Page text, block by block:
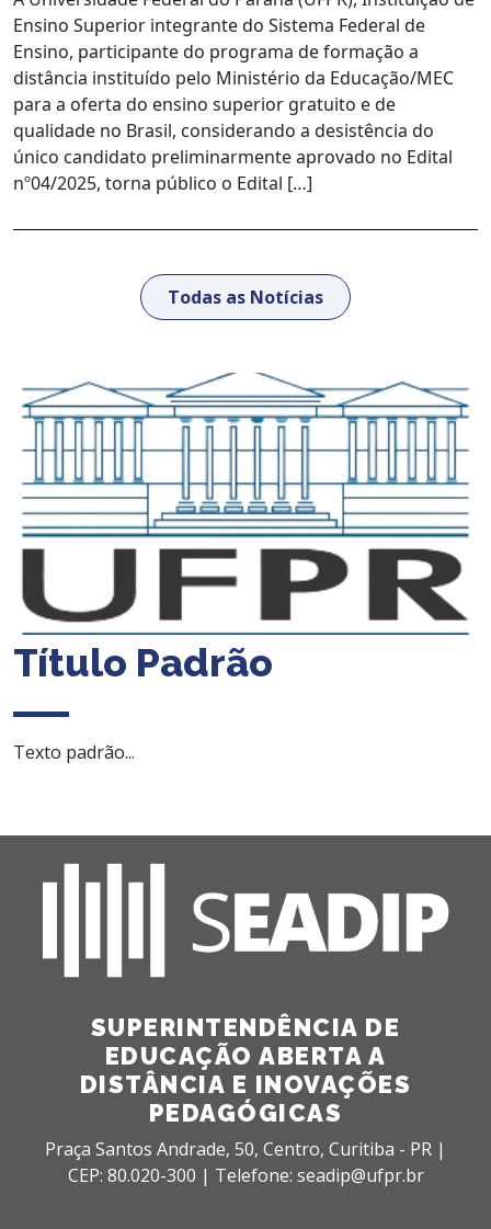
Ensino Superior integrante do Sistema Federal de
Ensino, participante do programa de formação a
distância instituído pelo Ministério da Educação/MEC
para a oferta do ensino superior gratuito e de
qualidade no Brasil, considerando a desistência do
único candidato preliminarmente aprovado no Edital
nº04/2025, torna público o Edital […]
Todas as Notícias
Título Padrão
Texto padrão...
SUPERINTENDÊNCIA DE
EDUCAÇÃO ABERTA A
DISTÂNCIA E INOVAÇÕES
PEDAGÓGICAS
Praça Santos Andrade, 50, Centro, Curitiba - PR |
CEP: 80.020-300 | Telefone: seadip@ufpr.br